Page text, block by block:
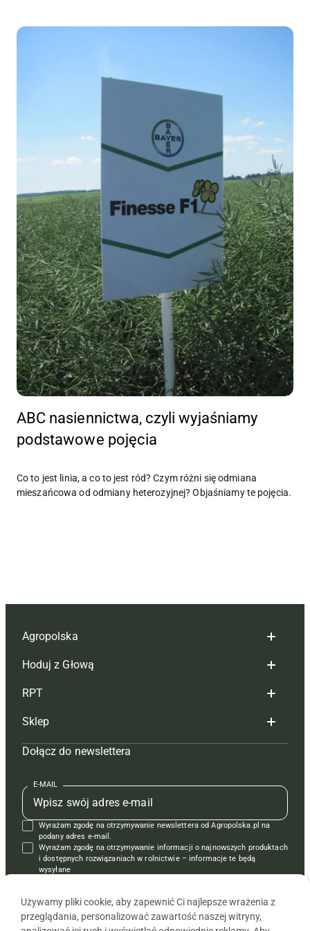
ABC nasiennictwa, czyli wyjaśniamy
podstawowe pojęcia
Co to jest linia, a co to jest ród? Czym różni się odmiana
mieszańcowa od odmiany heterozyjnej? Objaśniamy te pojęcia.
Agropolska
Redakcja
Reklama
Tagi
Mapa serwisu
Kontakt
Regulamin
Polityka prywatności
Hoduj z Głową
Hoduj z głową bydło
Hoduj z głową świnie
Prenumerata
Redakcja
Kontakt
Reklama
RPT
Redakcja
Prenumerata
Reklama
Kontakt
Krzyżówki
Sklep
Czasopisma i prenumerata
Książki
Regulamin
Dołącz do newslettera
E-MAIL
Wyrażam zgodę na otrzymywanie newslettera od Agropolska.pl na
podany adres e-mail.
Wyrażam zgodę na otrzymywanie informacji o najnowszych produktach
i dostępnych rozwiązaniach w rolnictwie – informacje te będą
wysyłane
Używamy pliki cookie, aby zapewnić Ci najlepsze wrażenia z
przeglądania, personalizować zawartość naszej witryny,